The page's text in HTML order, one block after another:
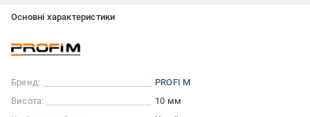
Основні характеристики
Бренд:
PROFI M
Висота:
10 мм